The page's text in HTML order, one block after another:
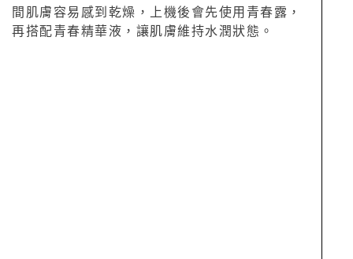
間肌膚容易感到乾燥，上機後會先使用青春露，
再搭配青春精華液，讓肌膚維持水潤狀態。